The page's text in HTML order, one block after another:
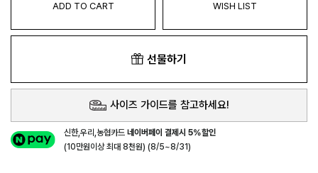
ADD TO CART WISH LIST
선물하기
사이즈 가이드를 참고하세요!
신한,우리,농협카드네이버페이 결제시 5%할인
(10만원이상 최대 8천원) (8/5~8/31)